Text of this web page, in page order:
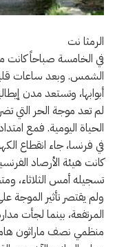
الرمثا نت
الشمس. وبعد ساعات
أبوابها، وتستعد مدن
لم تعد موجة الحر التي
الحياة اليومية. فمع
تسجيله أمس الثلاثاء، ومتجاوزة أرقاماً ارتبطت
ولم يقتصر تأثير
المرتفعة، بينما لجأت
منظمي نصف ماراثون